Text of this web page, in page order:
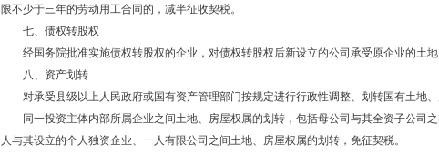
限不少于三年的劳动用工合同的，减半征收契税。
七、债权转股权
经国务院批准实施债权转股权的企业，对债权转股权后新设立的公司承受原企业的土地
八、资产划转
对承受县级以上人民政府或国有资产管理部门按规定进行行政性调整、划转国有土地、
同一投资主体内部所属企业之间土地、房屋权属的划转，包括母公司与其全资子公司
人与其设立的个人独资企业、一人有限公司之间土地、房屋权属的划转，免征契税。